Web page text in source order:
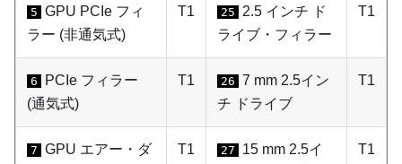
5 GPU PCIe フィ
ラー (非通気式)
T1 25
2.5 インチ ド
ライブ・フィラー
T1
6
PCIe フィラー
(通気式)
T1 26 7 mm 2.5イン
チ ドライブ
T1
7 GPU エアー・ダ
T1 27
15 mm 2.5イ
T1